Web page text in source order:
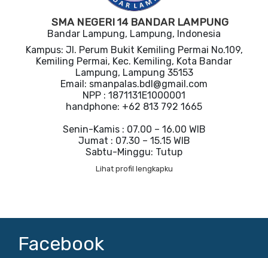
SMA NEGERI 14 BANDAR LAMPUNG
Bandar Lampung, Lampung, Indonesia
Kampus: Jl. Perum Bukit Kemiling Permai No.109,
Kemiling Permai, Kec. Kemiling, Kota Bandar
Lampung, Lampung 35153
Email: smanpalas.bdl@gmail.com
NPP : 1871131E1000001
handphone: +62 813 792 1665
Senin-Kamis : 07.00 – 16.00 WIB
Jumat : 07.30 – 15.15 WIB
Sabtu-Minggu: Tutup
Lihat profil lengkapku
Facebook